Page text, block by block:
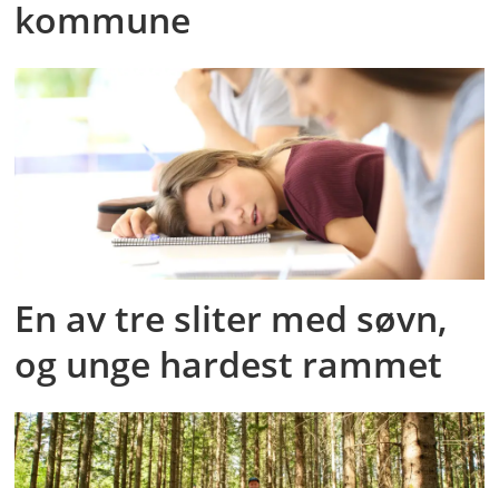
kommune
En av tre sliter med søvn,
og unge hardest rammet